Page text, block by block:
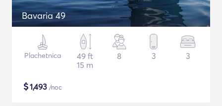
Bavaria 49
Plachetnica
49 ft
15 m
8 3 3
$1,493 /noc